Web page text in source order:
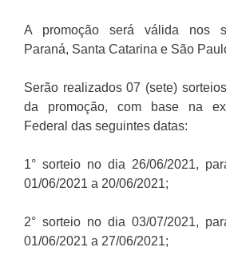
A promoção será válida nos
Paraná, Santa Catarina e São
Serão realizados 07 (sete)
da promoção, com base na
Federal das seguintes datas:
1° sorteio no dia 26/06/2021,
01/06/2021 a 20/06/2021;
2° sorteio no dia 03/07/2021,
01/06/2021 a 27/06/2021;